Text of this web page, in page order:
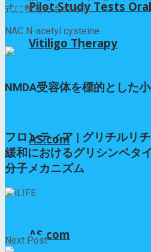
Pilot Study Tests
Vitiligo Therapy
AS.com
AS.com
式に整えたものです。
NAC N-acetyl cysteine
NMDA受容体を標的とした
フロンティア | グリチルリ
緩和におけるグリシンベタ
分子メカニズム
Next Post